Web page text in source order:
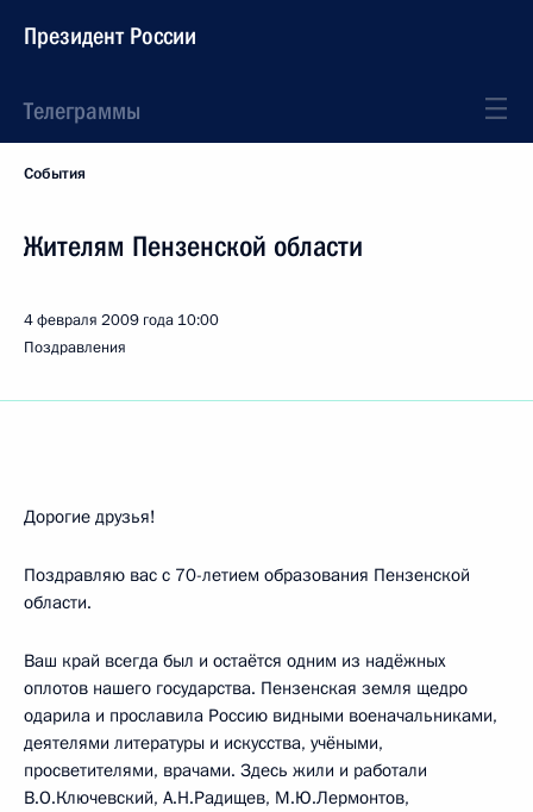
Президент России
Телеграммы
События
Жителям Пензенской области
4 февраля 2009 года 10:00
Поздравления
Дорогие друзья!
Поздравляю вас с 70-летием образования Пензенской
области.
Ваш край всегда был и остаётся одним из надёжных
оплотов нашего государства. Пензенская земля щедро
одарила и прославила Россию видными военачальниками,
деятелями литературы и искусства, учёными,
просветителями, врачами. Здесь жили и работали
В.О.Ключевский, А.Н.Радищев, М.Ю.Лермонтов,